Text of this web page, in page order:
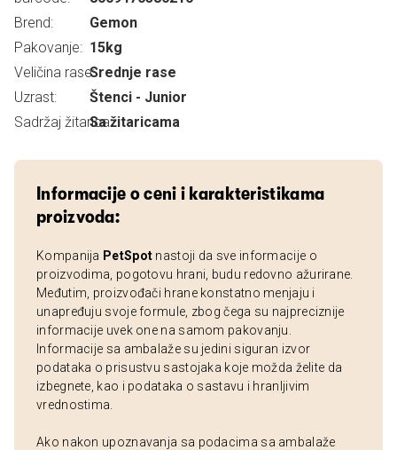
Brend:
Gemon
Pakovanje: 15kg
Veličina rase:Srednje rase
Uzrast:
Štenci - Junior
Sadržaj žitarica:Sa žitaricama
Informacije o ceni i karakteristikama
proizvoda:
Kompanija PetSpot nastoji da sve informacije o
proizvodima, pogotovu hrani, budu redovno ažurirane.
Međutim, proizvođači hrane konstatno menjaju i
unapređuju svoje formule, zbog čega su najpreciznije
informacije uvek one na samom pakovanju.
Informacije sa ambalaže su jedini siguran izvor
podataka o prisustvu sastojaka koje možda želite da
izbegnete, kao i podataka o sastavu i hranljivim
vrednostima.
Ako nakon upoznavanja sa podacima sa ambalaže